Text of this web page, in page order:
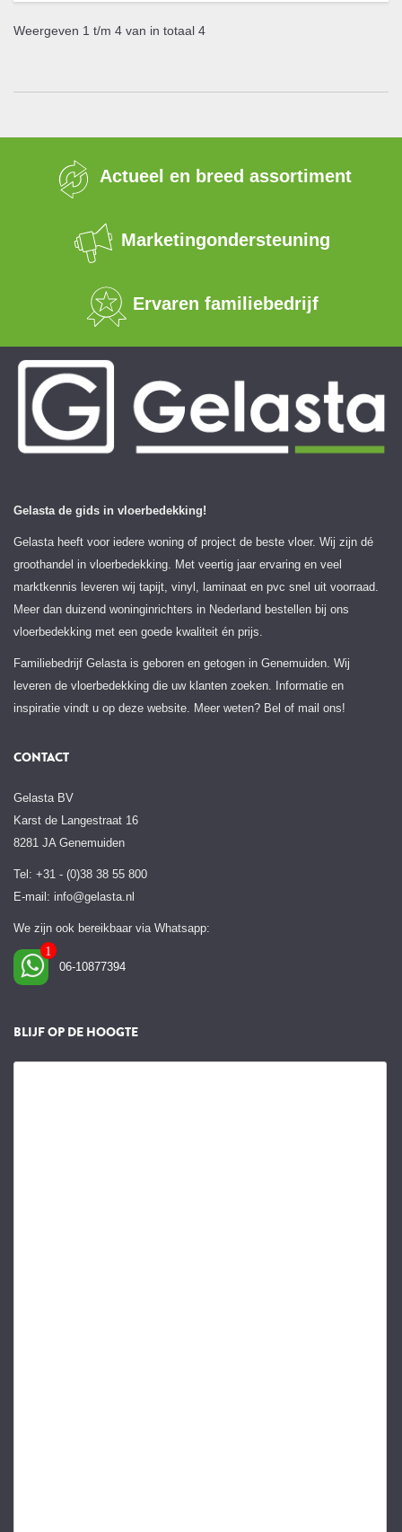
Weergeven 1 t/m 4 van in totaal 4
Actueel en breed assortiment
Marketingondersteuning
Ervaren familiebedrijf
Gelasta de gids in vloerbedekking!
Gelasta heeft voor iedere woning of project de beste vloer. Wij zijn dé
groothandel in vloerbedekking. Met veertig jaar ervaring en veel
marktkennis leveren wij tapijt, vinyl, laminaat en pvc snel uit voorraad.
Meer dan duizend woninginrichters in Nederland bestellen bij ons
vloerbedekking met een goede kwaliteit én prijs.
Familiebedrijf Gelasta is geboren en getogen in Genemuiden. Wij
leveren de vloerbedekking die uw klanten zoeken. Informatie en
inspiratie vindt u op deze website. Meer weten? Bel of mail ons!
CONTACT
Gelasta BV
Karst de Langestraat 16
8281 JA Genemuiden
Tel: +31 - (0)38 38 55 800
E-mail: info@gelasta.nl
We zijn ook bereikbaar via Whatsapp:
06-10877394
BLIJF OP DE HOOGTE